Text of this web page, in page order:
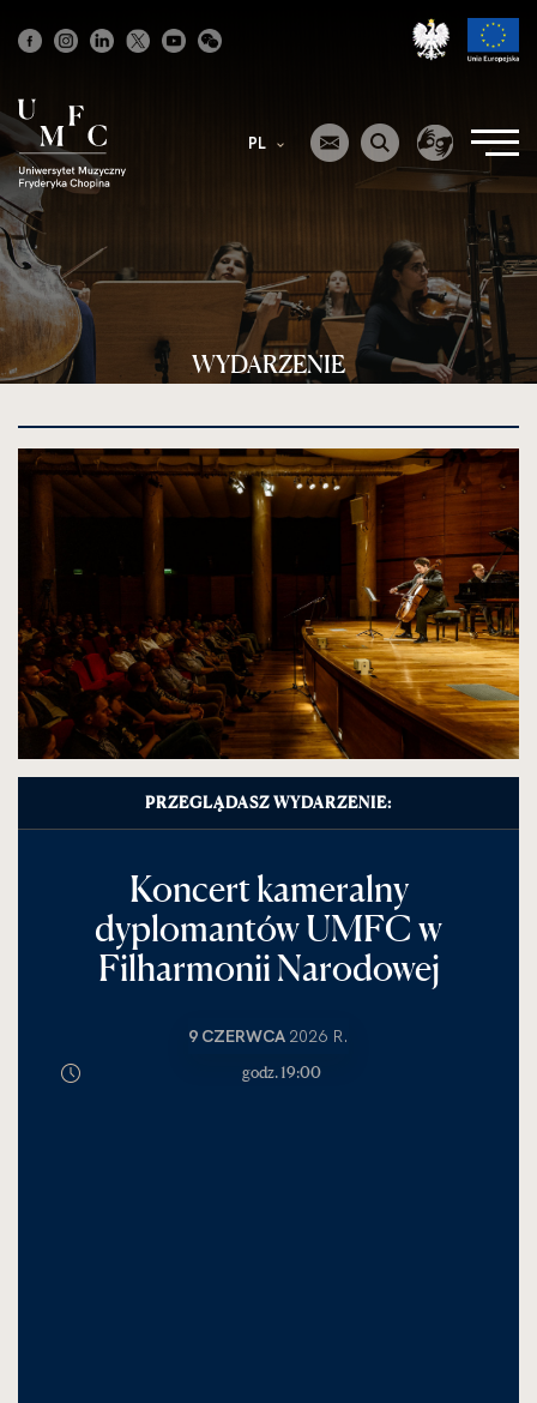
główna
PL
WYDARZENIE
PRZEGLĄDASZ WYDARZENIE:
Koncert kameralny
dyplomantów UMFC w
Filharmonii Narodowej
9 CZERWCA 2026 R.
godz. 19:00